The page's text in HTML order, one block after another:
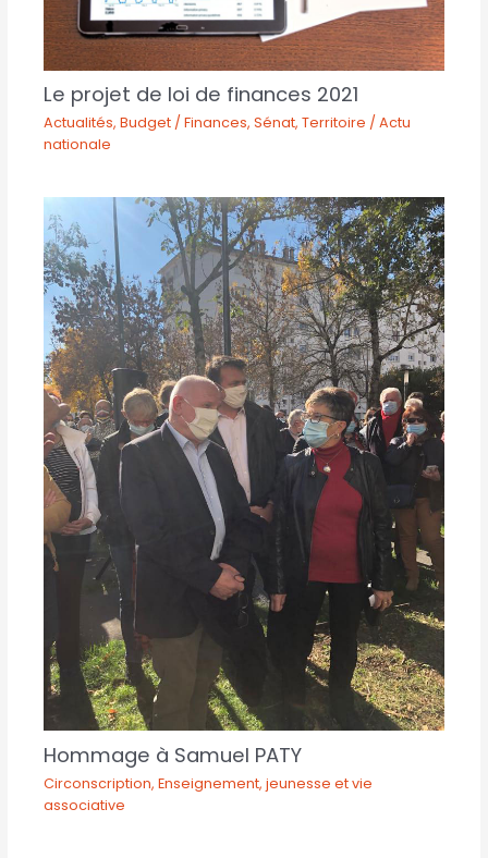
Le projet de loi de finances 2021
Actualités,Budget / Finances,Sénat,Territoire / Actu
nationale
Hommage à Samuel PATY
Circonscription,Enseignement, jeunesse et vie
associative